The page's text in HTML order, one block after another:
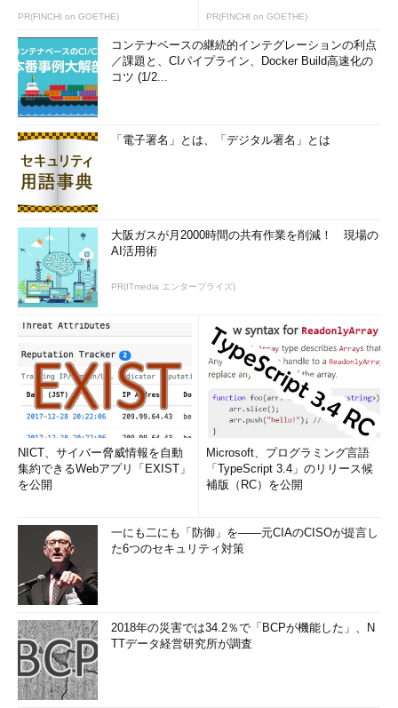
門から信頼されるIT部門”を目指している」（柴田氏）
最後に柴田氏は、今後も運用管理者が求められ続けるためのポ
イントとして、「RPAやAIなどの高度ICT、クラウドの徹底活
用」と「自社でやるべきことの切り分け」を挙げた。
「定常作業や問い合わせ対応など、各種運用管理の標準化・自
動化が大切。また『自社ではどこまで運用管理業務を行うべき
か』（社内に残すべき業務、外出しすべき業務の）線引きを行
い、業務の最適化・効率化を図ることも重要だ。これからのIT部
門は（さまざまな手段を使って、「より本質的な業務に注力でき
る環境」を作ることで）、コスト最適化、グローバル展開、スピ
ード経営など、ビジネスへの貢献度を上げることが重要になる」
AIによる「レコメンド」で経験に頼らない自律型システム運
野村総合研究所 クラウド運用
セッション「AIによる『レコメンド』
で経験に頼らない自律型システム運用を
実現」では、野村総合研究所（NRI）ク
ラウド運用ソリューション事業部 上級
の寺井忠仁氏が、システム運用現場にお
けるAI活用のキーワードとして、機械学
習による「レコメンド」と「ナレッジ」
を挙げ、自律型のシステム運用に向けた
寺井氏は、現在のシステム運用が抱える課題について、「管理
対象や運用業務の増大によって、“人”による対応が限界に達しつ
つある。しかし、運用管理者の経験が伝承できないため、メイン
指摘する。
この状況を打破できるのが、経験に頼らない自律型のシステム
運用だ。自律型システム運用のイメージとしては、まずは管理対
PR(FINCHI on GOETHE) PR(FINCHI on GOETHE)
コンテナベースの継続的インテグレーションの利点
／課題と、CIパイプライン、Docker Build高速化の
コツ (1/2...
「電子署名」とは、「デジタル署名」とは
大阪ガスが月2000時間の共有作業を削減！ 現場の
AI活用術
PR(ITmedia エンタープライズ)
NICT、サイバー脅威情報を自動
集約できるWebアプリ「EXIST」
を公開
Microsoft、プログラミング言語
「TypeScript 3.4」のリリース候
補版（RC）を公開
一にも二にも「防御」を――元CIAのCISOが提言し
た6つのセキュリティ対策
2018年の災害では34.2％で「BCPが機能した」、N
TTデータ経営研究所が調査